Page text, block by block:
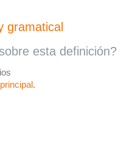
gramatical
esta definición?
.